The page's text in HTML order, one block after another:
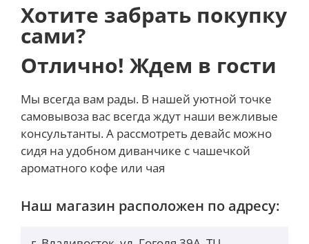
Хотите забрать покупку
сами?
Отлично! Ждем в гости
Мы всегда вам рады. В нашей уютной точке
самовывоза вас всегда ждут наши вежливые
консультанты. А рассмотреть девайс можно
сидя на удобном диванчике с чашечкой
ароматного кофе или чая
Наш магазин расположен по адресу: